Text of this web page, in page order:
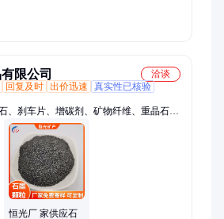
限公司
洽谈
回复及时 出价迅速
真实性已核验
、刹车片、增碳剂、矿物纤维、重晶石
料、材料冶金、蛭石颗粒
恒光厂 家供应石